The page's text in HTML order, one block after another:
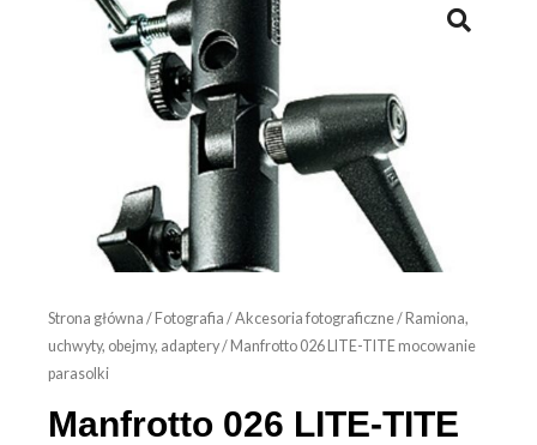
Strona główna / Fotografia /Akcesoria fotograficzne/ Ramiona,
uchwyty, obejmy, adaptery/ Manfrotto 026 LITE-TITE mocowanie
parasolki
Manfrotto 026 LITE-TITE